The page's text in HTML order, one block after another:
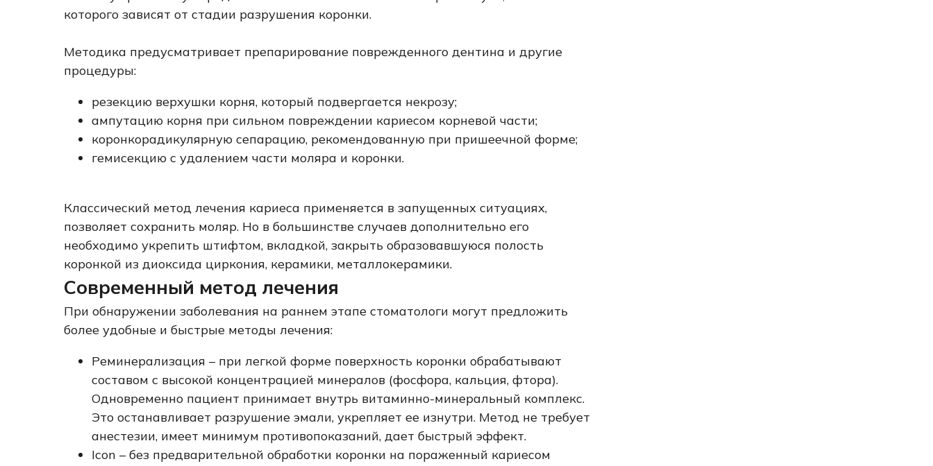
которого зависят от стадии разрушения коронки.
Методика предусматривает препарирование поврежденного дентина и другие
процедуры:
резекцию верхушки корня, который подвергается некрозу;
ампутацию корня при сильном повреждении кариесом корневой части;
коронкорадикулярную сепарацию, рекомендованную при пришеечной форме;
гемисекцию с удалением части моляра и коронки.
Классический метод лечения кариеса применяется в запущенных ситуациях,
позволяет сохранить моляр. Но в большинстве случаев дополнительно его
необходимо укрепить штифтом, вкладкой, закрыть образовавшуюся полость
коронкой из диоксида циркония, керамики, металлокерамики.
Современный метод лечения
При обнаружении заболевания на раннем этапе стоматологи могут предложить
более удобные и быстрые методы лечения:
Реминерализация – при легкой форме поверхность коронки обрабатывают
составом с высокой концентрацией минералов (фосфора, кальция, фтора).
Одновременно пациент принимает внутрь витаминно-минеральный комплекс.
Это останавливает разрушение эмали, укрепляет ее изнутри. Метод не требует
анестезии, имеет минимум противопоказаний, дает быстрый эффект.
Icon – без предварительной обработки коронки на пораженный кариесом